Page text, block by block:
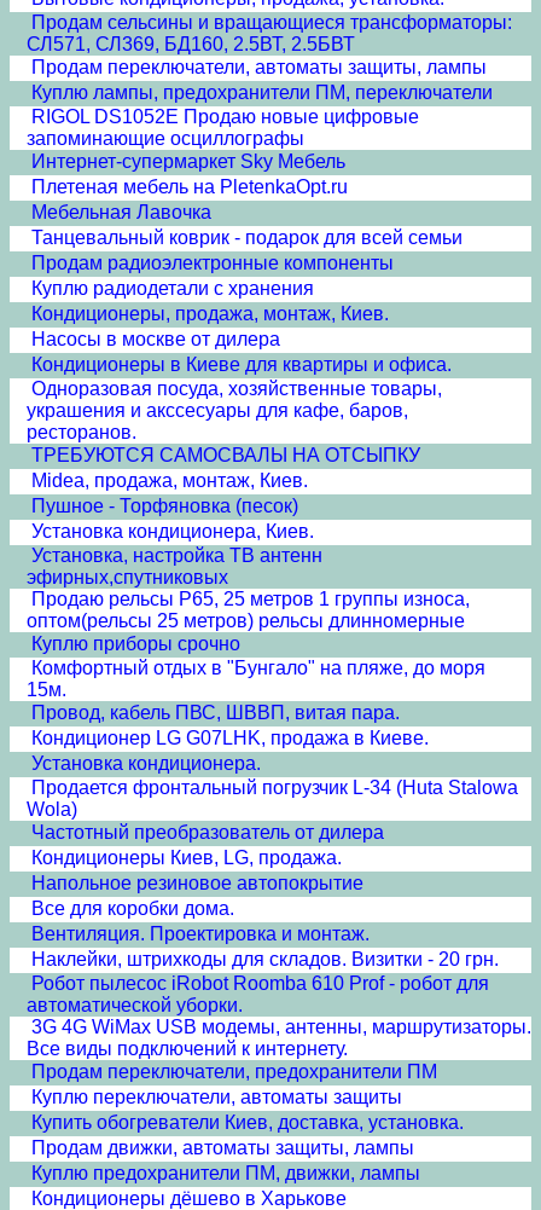
Продам сельсины и врaщающиеся трансформаторы:
СЛ571, СЛ369, БД160, 2.5ВТ, 2.5БВТ
Продам переключатели, автоматы защиты, лампы
Куплю лампы, предохранители ПМ, переключатели
RIGOL DS1052E Продаю новые цифровые
запоминающие осциллографы
Интернет-супермаркет Sky Мебель
Плетеная мебель на PletenkaOpt.ru
Мебельная Лавочка
Танцевальный коврик - подарок для всей семьи
Продам радиоэлектронные компоненты
Куплю радиодетали с хранения
Кондиционеры, продажа, монтаж, Киев.
Насосы в москве от дилера
Кондиционеры в Киеве для квартиры и офиса.
Одноразовая посуда, хозяйственные товары,
украшения и акссесуары для кафе, баров,
ресторанов.
ТРЕБУЮТСЯ САМОСВАЛЫ НА ОТСЫПКУ
Midea, продажа, монтаж, Киев.
Пушное - Торфяновка (песок)
Установка кондиционера, Киев.
Установка, настройка ТВ антенн
эфирных,спутниковых
Продаю рельсы Р65, 25 метров 1 группы износа,
оптом(рельсы 25 метров) рельсы длинномерные
Куплю приборы срочно
Комфортный отдых в "Бунгало" на пляже, до моря
15м.
Провод, кабель ПВС, ШВВП, витая пара.
Кондиционер LG G07LHK, продажа в Киеве.
Установка кондиционера.
Продается фронтальный погрузчик L-34 (Huta Stalowa
Wola)
Частотный преобразователь от дилера
Кондиционеры Киев, LG, продажа.
Напольное резиновое автопокрытие
Все для коробки дома.
Вентиляция. Проектировка и монтаж.
Наклейки, штрихкоды для складов. Визитки - 20 грн.
Робот пылесос iRobot Roomba 610 Prof - робот для
автоматической уборки.
3G 4G WiMax USB модемы, антенны, маршрутизаторы.
Все виды подключений к интернету.
Продам переключатели, предохранители ПМ
Куплю переключатели, автоматы защиты
Купить обогреватели Киев, доставка, установка.
Продам движки, автоматы защиты, лампы
Куплю предохранители ПМ, движки, лампы
Кондиционеры дёшево в Харькове